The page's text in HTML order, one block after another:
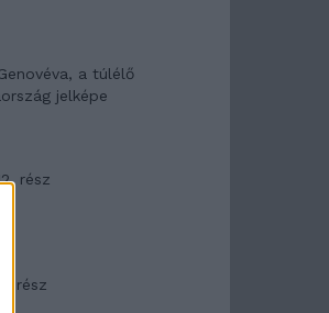
a túlélő
jelképe
rész
rész